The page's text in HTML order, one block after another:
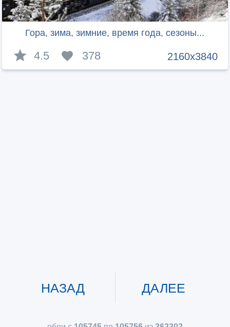
Гора, зима, зимние, время года, сезоны...
2160x3840
4.5 378
НАЗАД ДАЛЕЕ